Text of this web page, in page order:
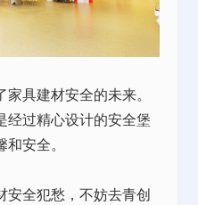
具建材安全的未来。
经过精心设计的安全堡
安全。
全犯愁，不妨去青创